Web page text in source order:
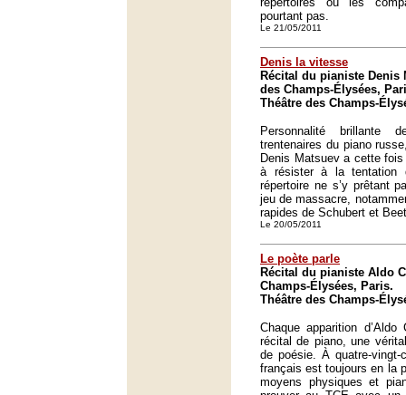
pourtant pas.
Le 21/05/2011
Denis la vitesse
Récital du pianiste Denis
des Champs-Élysées,
Théâtre des Champs-
Personnalité brillante
trentenaires du piano
Denis Matsuev a cette
à résister à la tentation
répertoire ne s’y prêtant
jeu de massacre,
rapides de Schubert et
Le 20/05/2011
Le poète parle
Récital du pianiste Aldo
Champs-Élysées, Paris.
Théâtre des Champs-
Chaque apparition
récital de piano, une
de poésie. À quatre-
français est toujours en la
moyens physiques et